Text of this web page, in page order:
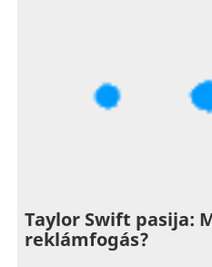
Taylor Swift pasija:
reklámfogás?